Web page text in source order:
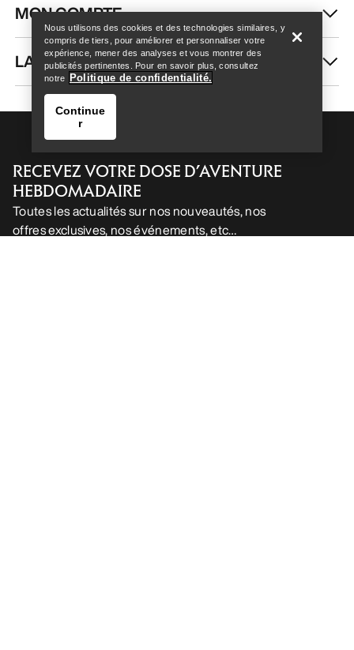
Help
MON COMPTE
LAVAGE ET RÉPARATION
RECEVEZ VOTRE DOSE D’AVENTURE
HEBDOMADAIRE
Toutes les actualités sur nos nouveautés, nos
offres exclusives, nos événements, etc…
Nous utilisons des cookies et des technologies similaires, y
compris de tiers, pour améliorer et personnaliser votre
expérience, mener des analyses et vous montrer des
publicités pertinentes. Pour en savoir plus, consultez
notre
Politique de confidentialité.
Continue
r